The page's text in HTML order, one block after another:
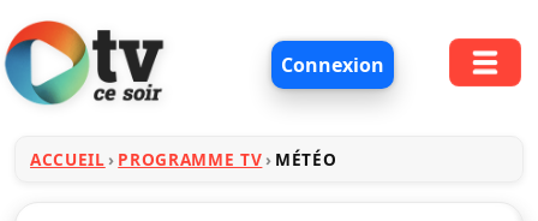
Connexion
ACCUEIL PROGRAMME TV MÉTÉO